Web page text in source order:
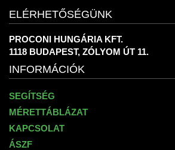
ELÉRHETŐSÉGÜNK
PROCONI HUNGÁRIA KFT.
1118 BUDAPEST, ZÓLYOM ÚT 11.
INFORMÁCIÓK
SEGÍTSÉG
MÉRETTÁBLÁZAT
KAPCSOLAT
ÁSZF